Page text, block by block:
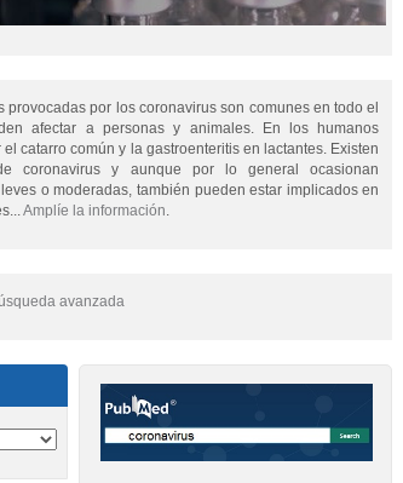
provocadas por los coronavirus son comunes en todo el
afectar a personas y animales. En los humanos
catarro común y la gastroenteritis en lactantes. Existen
coronavirus y aunque por lo general ocasionan
o moderadas, también pueden estar implicados en
Amplíe la información.
avanzada